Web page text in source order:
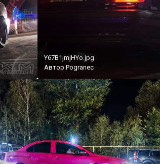
Y67B1jmjHYo.jpg
Автор Pogranec